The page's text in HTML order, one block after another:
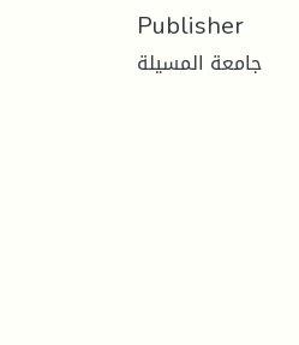
Publisher
جامعة المسيلة